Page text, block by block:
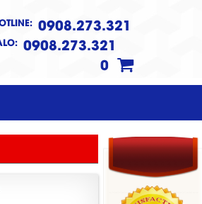
0908.273.321
0908.273.321
0